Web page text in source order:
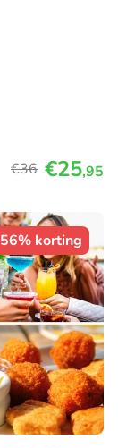
€36 €25,95
56% korting